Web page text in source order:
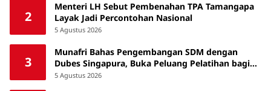
2
Menteri LH Sebut Pembenahan TPA Tamangapa
Layak Jadi Percontohan Nasional
5 Agustus 2026
3
Munafri Bahas Pengembangan SDM dengan
Dubes Singapura, Buka Peluang Pelatihan bagi
ASN hingga Masyarakat
5 Agustus 2026